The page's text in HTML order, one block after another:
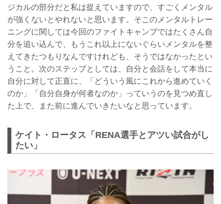
ジカルの部分だと私は捉えていますので、すごくメンタル
が強くないとやれないと思います。そこのメンタルトレー
ニングに関しては今回のファイトキャンプではたくさん自
分を追い込んで、もうこれ以上にないぐらいメンタルを整
えてきたつもりなんですけれども、そうではなかったとい
うこと。次のステップとしては、自分と会話をして本当に
自分に対して正直に、「どういう風にこれから進めていく
のか」「自分自身が何者なのか」っていうのを見つめ直し
た上で、また前に進んでいきたいなと思っています。
ケイト・ロータス「RENA選手とアツい試合がし
たい」